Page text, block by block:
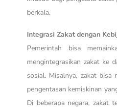
berkala.
Integrasi Zakat dengan
Pemerintah bisa
mengintegrasikan zakat ke
sosial. Misalnya, zakat bisa
pengentasan kemiskinan
Di beberapa negara, zakat